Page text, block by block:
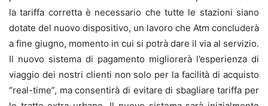
la tariffa corretta è necessario che tutte le stazioni siano
dotate del nuovo dispositivo, un lavoro che Atm concluderà
a fine giugno, momento in cui si potrà dare il via al servizio.
Il nuovo sistema di pagamento migliorerà l’esperienza di
viaggio dei nostri clienti non solo per la facilità di acquisto
“real-time”, ma consentirà di evitare di sbagliare tariffa per